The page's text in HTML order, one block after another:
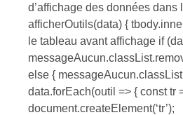
d’affichage des données dans
afficherOutils(data) {
le tableau avant affichage if
else {
data.forEach(outil => { const tr
document.createElement(‘tr’);